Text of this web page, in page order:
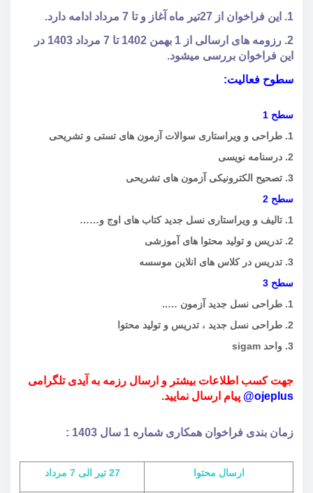
1. این فراخوان از 27تیر ماه آغاز و تا 7 مرداد ادامه دارد.
2. رزومه های ارسالی از 1 بهمن 1402 تا 7 مرداد 1403 در
این فراخوان بررسی میشود.
سطوح فعالیت:
سطح 1
1. طراحی و ویراستاری سوالات آزمون های تستی و تشریحی
2. درسنامه نویسی
3. تصحیح الکترونیکی آزمون های تشریحی
سطح 2
1. تالیف و ویراستاری نسل جدید کتاب های اوج و……
2. تدریس و تولید محتوا های آموزشی
3. تدریس در کلاس های انلاین موسسه
سطح 3
1. طراحی نسل جدید آزمون …..
2. طراحی نسل جدید ، تدریس و تولید محتوا
3. واحد sigam
جهت کسب اطلاعات بیشتر و ارسال رزمه به آیدی تلگرامی
ojeplus@
پیام ارسال نمایید.
زمان بندی فراخوان همکاری شماره 1 سال 1403 :
ارسال محتوا 27 تیر الی 7 مرداد